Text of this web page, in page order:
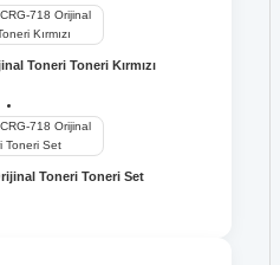
Toneri Toneri Kırmızı
Toneri Toneri Set